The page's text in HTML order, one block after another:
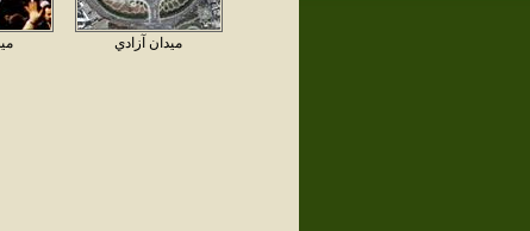
ميدان آزادي